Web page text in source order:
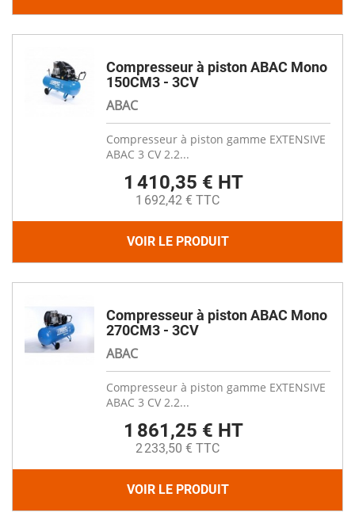
Compresseur à piston ABAC Mono
150CM3 - 3CV
ABAC
Compresseur à piston gamme EXTENSIVE
ABAC 3 CV 2.2...
1 410,35 € HT
1 692,42 € TTC
VOIR LE PRODUIT
Compresseur à piston ABAC Mono
270CM3 - 3CV
ABAC
Compresseur à piston gamme EXTENSIVE
ABAC 3 CV 2.2...
1 861,25 € HT
2 233,50 € TTC
VOIR LE PRODUIT